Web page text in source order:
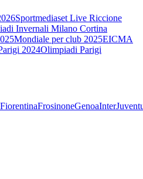
Sportmediaset Live Riccione
Invernali Milano Cortina
Mondiale per club 2025EICMA
2024Olimpiadi Parigi
FiorentinaFrosinoneGenoaInter